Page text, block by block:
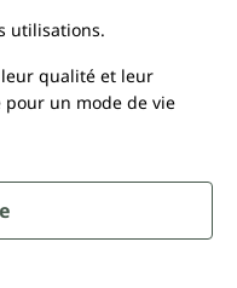
utilisations.
qualité et leur
pour un mode de vie